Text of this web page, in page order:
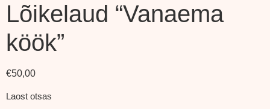
Lõikelaud “Vanaema
köök”
€50,00
Laost otsas